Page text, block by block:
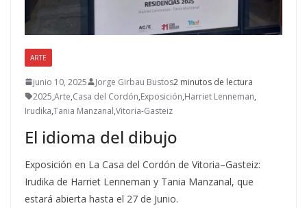
ARTE
junio 10, 2025 Jorge Girbau Bustos2 minutos de lectura
2025,Arte,Casa del Cordón,Exposición,Harriet Lenneman,
Irudika,Tania Manzanal,Vitoria-Gasteiz
El idioma del dibujo
Exposición en La Casa del Cordón de Vitoria–Gasteiz:
Irudika de Harriet Lenneman y Tania Manzanal, que
estará abierta hasta el 27 de Junio.